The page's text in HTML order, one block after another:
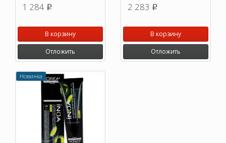
1 284 p
В корзину
Отложить
2 283 p
В корзину
Отложить
Новинка